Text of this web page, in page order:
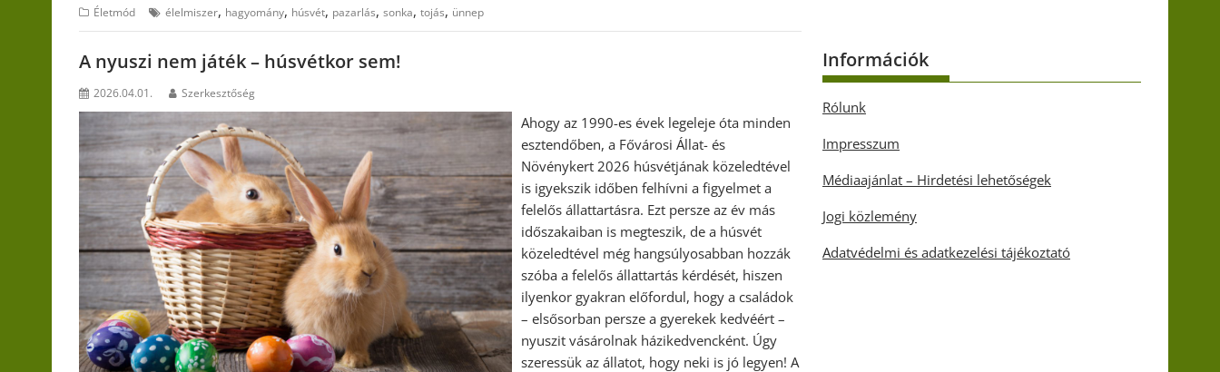
Életmód élelmiszer, hagyomány, húsvét, pazarlás, sonka, tojás, ünnep
A nyuszi nem játék – húsvétkor sem!
2026.04.01. Szerkesztőség
Ahogy az 1990-es évek legeleje óta minden
esztendőben, a Fővárosi Állat- és
Növénykert 2026 húsvétjának közeledtével
is igyekszik időben felhívni a figyelmet a
felelős állattartásra. Ezt persze az év más
időszakaiban is megteszik, de a húsvét
közeledtével még hangsúlyosabban hozzák
szóba a felelős állattartás kérdését, hiszen
ilyenkor gyakran előfordul, hogy a családok
– elsősorban persze a gyerekek kedvéért –
nyuszit vásárolnak házikedvencként. Úgy
szeressük az állatot, hogy neki is jó legyen! A
Információk
Rólunk
Impresszum
Médiaajánlat – Hirdetési lehetőségek
Jogi közlemény
Adatvédelmi és adatkezelési tájékoztató